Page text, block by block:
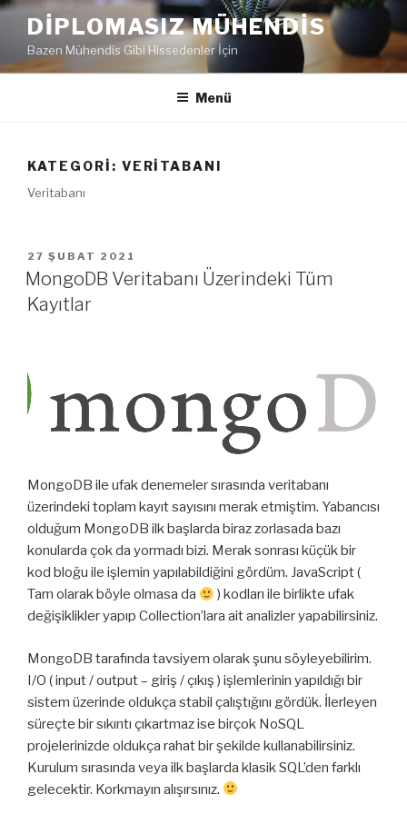
İçeriğe
DIPLOMASIZ MÜHENDIS
Bazen Mühendis Gibi Hissedenler İçin
Menü
KATEGORI: VERITABANI
Veritabanı
YAYIM
TARIHI
27 ŞUBAT 2021
MongoDB Veritabanı Üzerindeki Tüm
Kayıtlar
MongoDB ile ufak denemeler sırasında veritabanı
üzerindeki toplam kayıt sayısını merak etmiştim. Yabancısı
olduğum MongoDB ilk başlarda biraz zorlasada bazı
konularda çok da yormadı bizi. Merak sonrası küçük bir
kod bloğu ile işlemin yapılabildiğini gördüm. JavaScript (
Tam olarak böyle olmasa da
) kodları ile birlikte ufak
değişiklikler yapıp Collection’lara ait analizler yapabilirsiniz.
MongoDB tarafında tavsiyem olarak şunu söyleyebilirim.
I/O ( input / output – giriş / çıkış ) işlemlerinin yapıldığı bir
sistem üzerinde oldukça stabil çalıştığını gördük. İlerleyen
süreçte bir sıkıntı çıkartmaz ise birçok NoSQL
projelerinizde oldukça rahat bir şekilde kullanabilirsiniz.
Kurulum sırasında veya ilk başlarda klasik SQL’den farklı
gelecektir. Korkmayın alışırsınız.